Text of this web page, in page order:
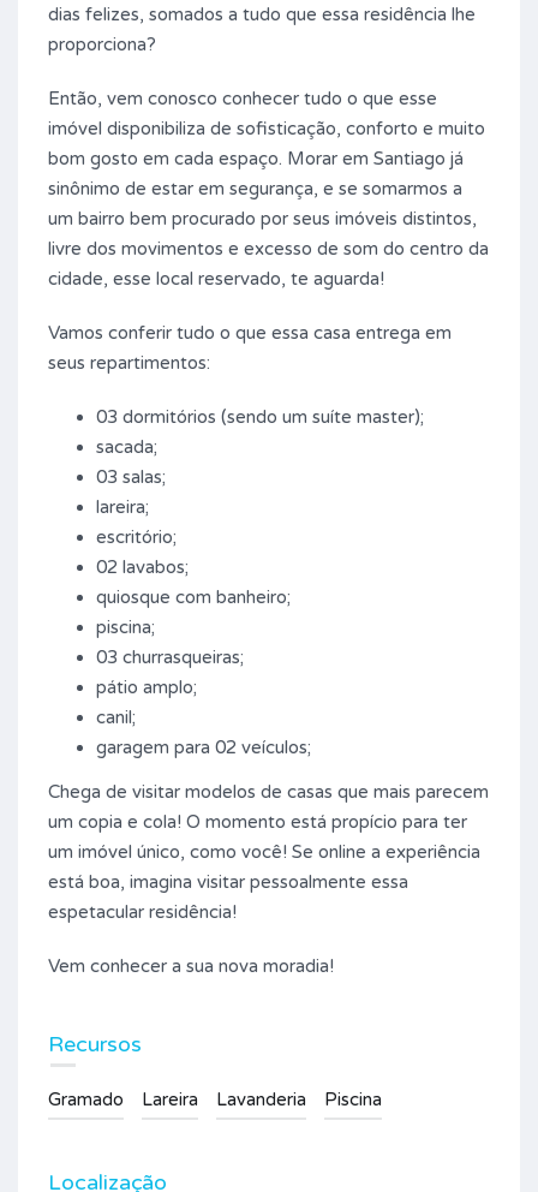
dias felizes, somados a tudo que essa residência lhe
proporciona?
Então, vem conosco conhecer tudo o que esse
imóvel disponibiliza de sofisticação, conforto e muito
bom gosto em cada espaço. Morar em Santiago já
sinônimo de estar em segurança, e se somarmos a
um bairro bem procurado por seus imóveis distintos,
livre dos movimentos e excesso de som do centro da
cidade, esse local reservado, te aguarda!
Vamos conferir tudo o que essa casa entrega em
seus repartimentos:
03 dormitórios (sendo um suíte master);
sacada;
03 salas;
lareira;
escritório;
02 lavabos;
quiosque com banheiro;
piscina;
03 churrasqueiras;
pátio amplo;
canil;
garagem para 02 veículos;
Chega de visitar modelos de casas que mais parecem
um copia e cola! O momento está propício para ter
um imóvel único, como você! Se online a experiência
está boa, imagina visitar pessoalmente essa
espetacular residência!
Vem conhecer a sua nova moradia!
Recursos
Gramado Lareira Lavanderia Piscina
Localização